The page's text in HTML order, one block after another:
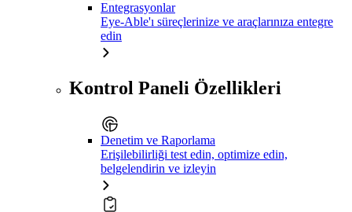
Entegrasyonlar
Eye-Able'ı süreçlerinize ve araçlarınıza entegre
edin
Kontrol Paneli Özellikleri
Denetim ve Raporlama
Erişilebilirliği test edin, optimize edin,
belgelendirin ve izleyin